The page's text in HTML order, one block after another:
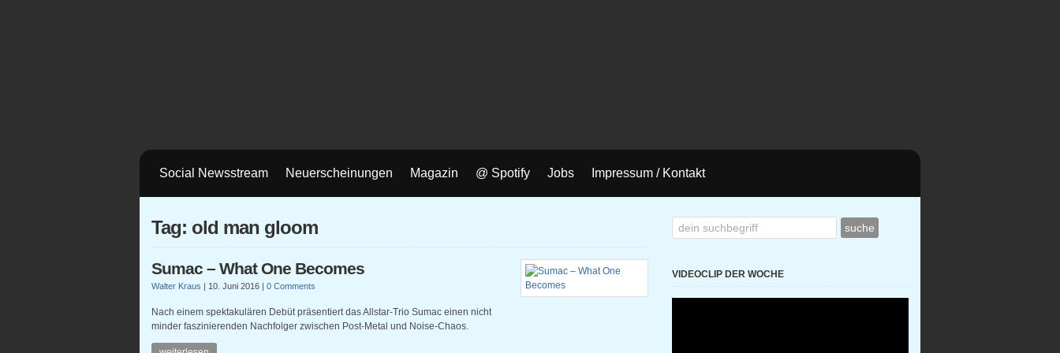
Social Newsstream Neuerscheinungen Magazin @ Spotify Jobs Impressum / Kontakt
Tag: old man gloom
Sumac – What One Becomes
Walter Kraus | 10. Juni 2016 | 0 Comments
Nach einem spektakulären Debüt präsentiert das Allstar-Trio Sumac einen nicht
minder faszinierenden Nachfolger zwischen Post-Metal und Noise-Chaos.
VIDEOCLIP DER WOCHE